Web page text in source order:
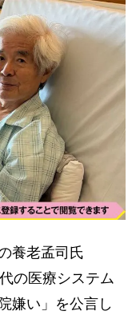
養老孟司氏
の医療システム
嫌い」を公言し